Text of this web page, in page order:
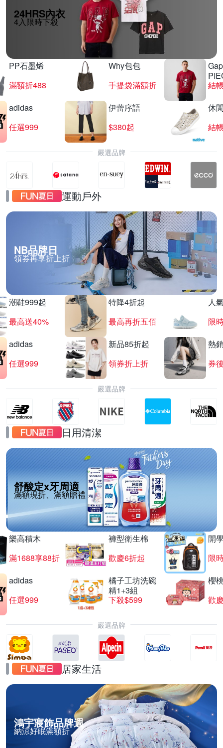
23:00 開賣
SEIKO 鬧鐘掛鐘 結帳87折
滿1件享87折
24HRS內衣
4入限時下殺
PP石墨烯
滿額折488
Why包包
手提袋滿額折
結
adidas
任選999
伊蕾序語
$380起
休
結
嚴選品牌
運動戶外
NB品牌日
領券再享折上折
潮鞋999起
最高送40%
特降4折起
最高再折五佰
人
限
adidas
任選999
新品85折起
領券折上折
熱
券
嚴選品牌
日用清潔
舒酸定x牙周適
滿額現折、滿額贈禮
樂高積木
滿1688享88折
褲型衛生棉
歡慶6折起
開
限
adidas
任選999
橘子工坊洗碗
精1+3組
下殺$599
櫻
歡
嚴選品牌
居家生活
鴻宇寢飾品牌週
納涼好眠滿額折